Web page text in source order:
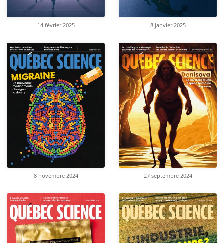
14 février 2025 8 janvier 2025
8 novembre 2024 27 septembre 2024